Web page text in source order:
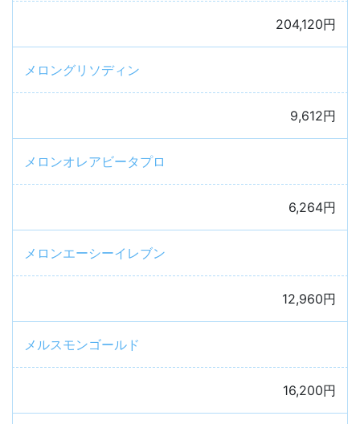
204,120円
メロングリソディン
9,612円
メロンオレアビータプロ
6,264円
メロンエーシーイレブン
12,960円
メルスモンゴールド
16,200円